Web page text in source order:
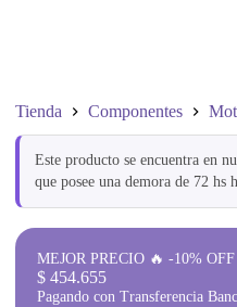
Tienda Componentes
Este producto se encuentra en
que posee una demora de 72
MEJOR PRECIO 🔥 -10% OFF
$ 454.655
Pagando con Transferencia